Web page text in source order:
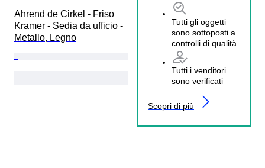
Ahrend de Cirkel - Friso
Kramer - Sedia da ufficio -
Metallo, Legno
Tutti gli oggetti
sono sottoposti a
controlli di qualità
Tutti i venditori
sono verificati
Scopri di più